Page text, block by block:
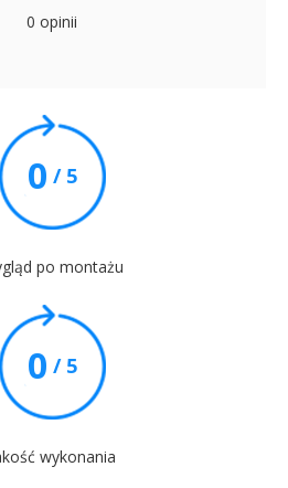
0 opinii
0 / 5
po montażu
0 / 5
wykonania